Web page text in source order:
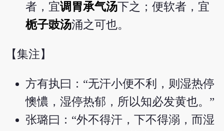
者，宜调胃承气汤下之；便软者，宜
栀子豉汤涌之可也。
【集注】
方有执曰：“无汗小便不利，则湿热停
懊憹，湿停热郁，所以知必发黄也。”
张璐曰：“外不得汗，下不得溺，而湿